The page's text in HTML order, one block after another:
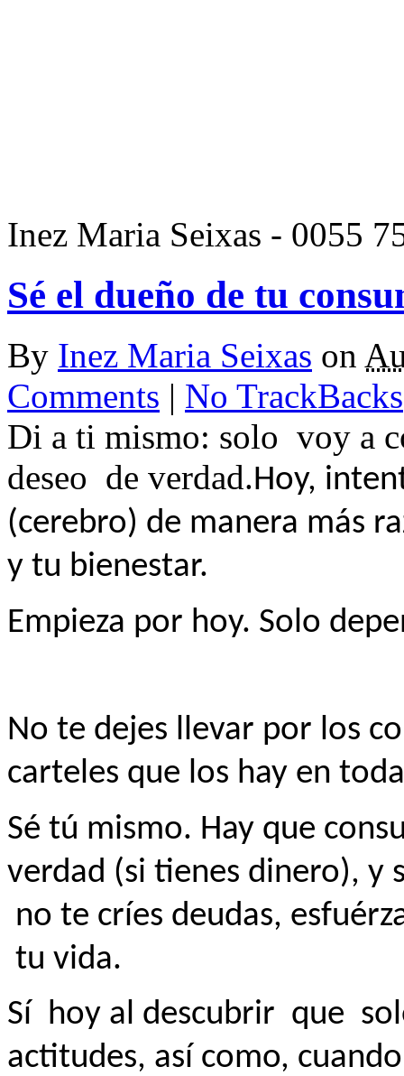
Inez Maria Seixas - 0055
Sé el dueño de tu
By Inez Maria Seixas on
Comments | No TrackBacks
Di a ti mismo: solo voy a
deseo de verdad.Hoy,
(cerebro) de manera más
y tu bienestar.
Empieza por hoy. Solo
No te dejes llevar por los
carteles que los hay en
Sé tú mismo. Hay que
verdad (si tienes dinero), y
no te críes deudas,
tu vida.
Sí hoy al descubrir que
actitudes, así como,